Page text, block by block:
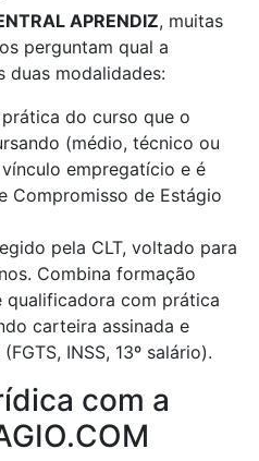
APRENDIZ, muitas
perguntam qual a
duas modalidades:
do curso que o
(médio, técnico ou
empregatício e é
Compromisso de Estágio
pela CLT, voltado para
Combina formação
qualificadora com prática
carteira assinada e
INSS, 13º salário).
com a